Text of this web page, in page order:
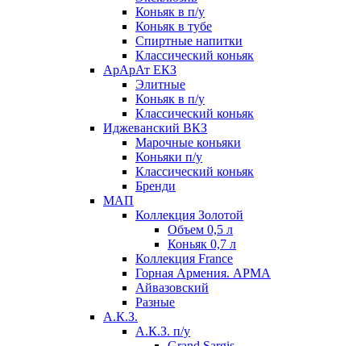
Коньяк в п/у
Коньяк в тубе
Спиртные напитки
Классический коньяк
АрАрАт ЕКЗ
Элитные
Коньяк в п/у
Классический коньяк
Иджеванский ВКЗ
Марочные коньяки
Коньяки п/у
Классический коньяк
Бренди
МАП
Коллекция Золотой
Объем 0,5 л
Коньяк 0,7 л
Коллекция France
Горная Армения. АРМА
Айвазовский
Разные
А.К.З.
А.К.З. п/у